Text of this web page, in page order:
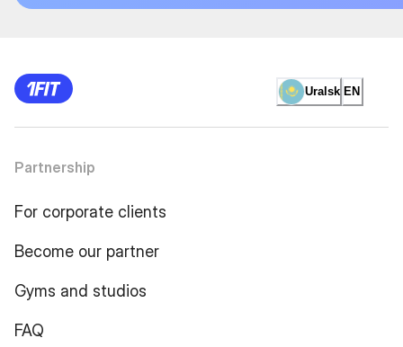
Uralsk EN
Partnership
For corporate clients
Become our partner
Gyms and studios
FAQ